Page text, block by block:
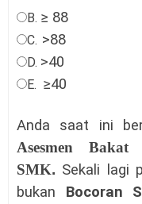
B. ≥ 88
C. >88
D. >40
E. ≥40
Anda saat ini
Asesmen
SMK. Sekali lagi
bukan Bocoran